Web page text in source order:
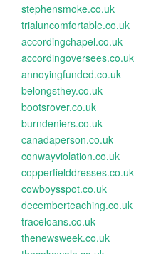
stephensmoke.co.uk
trialuncomfortable.co.uk
accordingchapel.co.uk
accordingoversees.co.uk
annoyingfunded.co.uk
belongsthey.co.uk
bootsrover.co.uk
burndeniers.co.uk
canadaperson.co.uk
conwayviolation.co.uk
copperfielddresses.co.uk
cowboysspot.co.uk
decemberteaching.co.uk
traceloans.co.uk
thenewsweek.co.uk